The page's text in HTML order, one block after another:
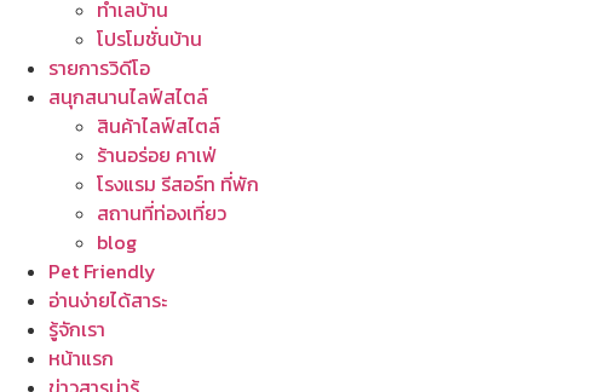
ทำเลบ้าน
โปรโมชั่นบ้าน
รายการวิดีโอ
สนุกสนานไลฟ์สไตล์
สินค้าไลฟ์สไตล์
ร้านอร่อย คาเฟ่
โรงแรม รีสอร์ท ที่พัก
สถานที่ท่องเที่ยว
blog
Pet Friendly
อ่านง่ายได้สาระ
รู้จักเรา
หน้าแรก